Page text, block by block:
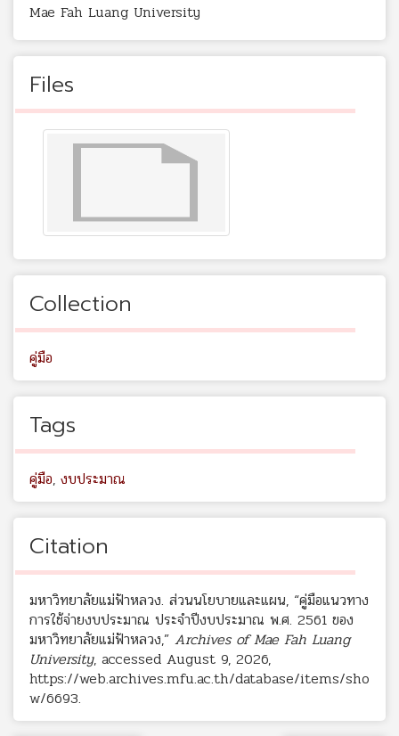
Mae Fah Luang University
Files
Collection
คู่มือ
Tags
คู่มือ, งบประมาณ
Citation
มหาวิทยาลัยแม่ฟ้าหลวง. ส่วนนโยบายและแผน, “คู่มือแนวทาง
การใช้จ่ายงบประมาณ ประจำปีงบประมาณ พ.ศ. 2561 ของ
มหาวิทยาลัยแม่ฟ้าหลวง,” Archives of Mae Fah Luang
University, accessed August 9, 2026,
https://web.archives.mfu.ac.th/database/items/sho
w/6693.